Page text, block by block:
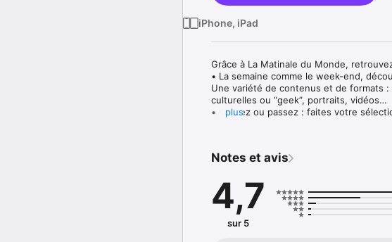
iPhone, iPad
Grâce à La Matinale du Monde,
• La semaine comme le week-end,
Une variété de contenus et de formats
culturelles ou “geek”, portraits, vidéos…
• Gardez ou passez : faites votre
Continuez la lecture ou l’écoute de vos
L'accès à l'intégralité de La Matinale du
Votre abonnement vous permet
supports.
Profitez également du journal numérique
plus
Notes et avis
4,7
sur 5